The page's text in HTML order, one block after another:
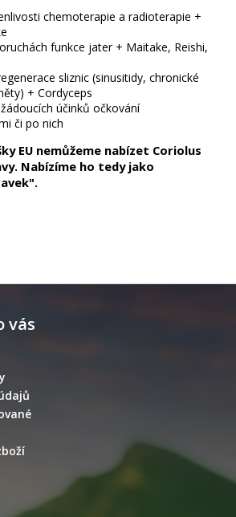
chemoterapie a radioterapie +
funkce jater + Maitake, Reishi,
sliznic (sinusitidy, chronické
+ Cordyceps
účinků očkování
či po nich
EU nemůžeme nabízet Coriolus
Nabízíme ho tedy jako
.
vás